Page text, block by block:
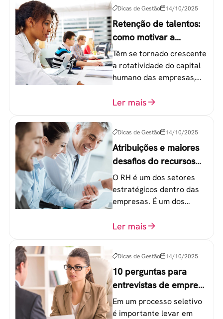
Dicas de Gestão 14/10/2025
Retenção de talentos:
como motivar a
geração Y nas
empresas?
Têm se tornado crescente
a rotatividade do capital
humano das empresas,
colaboradores na faixa de
Ler mais
Dicas de Gestão 14/10/2025
Atribuições e maiores
desafios do recursos
humanos em uma
empresa
O RH é um dos setores
estratégicos dentro das
empresas. É um dos
o atingimento das metas
Ler mais
Dicas de Gestão 14/10/2025
10 perguntas para
entrevistas de emprego
que recrutadores não
devem fazer
Em um processo seletivo
é importante levar em